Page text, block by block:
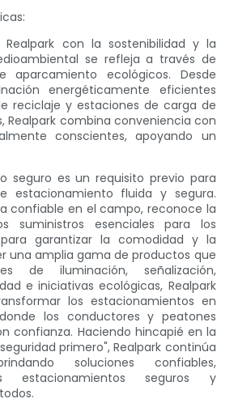
con la sostenibilidad y la
se refleja a través de
aparcamiento ecológicos. Desde
energéticamente eficientes
reciclaje y estaciones de carga de
Realpark combina conveniencia con
conscientes, apoyando un
seguro es un requisito previo para
estacionamiento fluida y segura.
confiable en el campo, reconoce la
suministros esenciales para los
garantizar la comodidad y la
una amplia gama de productos que
de iluminación, señalización,
e iniciativas ecológicas, Realpark
los estacionamientos en
los conductores y peatones
confianza. Haciendo hincapié en la
primero", Realpark continúa
soluciones confiables,
estacionamientos seguros y